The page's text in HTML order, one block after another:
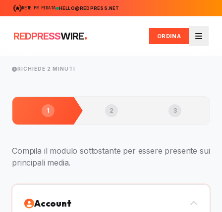
RETE PR FIDATA HELLO@REDPRESS.NET
REDPRESSWIRE. ORDINA
Menu
RICHIEDE 2 MINUTI
1 2 3
Compila il modulo sottostante per essere presente sui
principali media.
Account